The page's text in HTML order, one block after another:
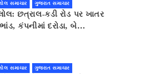
સમાચાર ગુજરાત સમાચાર
છત્રાલ-કડી રોડ પર ખાતર
કંપનીમાં દરોડા, બે
સમાચાર ગુજરાત સમાચાર